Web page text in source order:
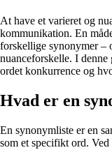
At have et varieret og
kommunikation. En
forskellige synonymer –
nuanceforskelle. I
ordet konkurrence og
Hvad er en
En synonymliste er en
som et specifikt ord.